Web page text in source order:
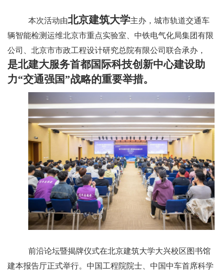
本次活动由北京建筑大学主办，城市轨道交通车
辆智能检测运维北京市重点实验室、中铁电气化局集团有限
公司、北京市市政工程设计研究总院有限公司联合承办，
是北建大服务首都国际科技创新中心建设助
力“交通强国”战略的重要举措。
前沿论坛暨揭牌仪式在北京建筑大学大兴校区图书馆
建本报告厅正式举行。中国工程院院士、中国中车首席科学